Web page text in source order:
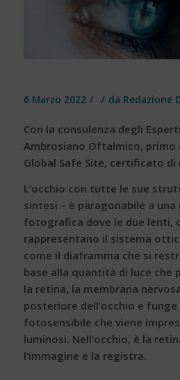
6 Marzo 2022 / / da Redazione
Con la consulenza degli
Ambrosiano Oftalmico, primo
Global Safe Site, certificato
L’occhio con tutte le sue
sintesi – è paragonabile a una
fotografica dove le due lenti,
rappresentano il sistema
come il diaframma che si
base alla quantità di luce che
la retina, la membrana
posteriore dell’occhio e
fotosensibile che viene
luminosi. Nell’occhio, è la
l’immagine e la registra.